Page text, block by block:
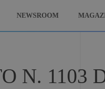
NEWSROOM
N. 1103